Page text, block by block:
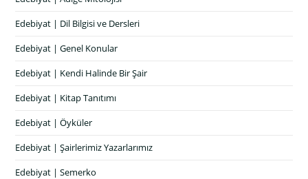
Edebiyat | Dil Bilgisi ve Dersleri
Edebiyat | Genel Konular
Edebiyat | Kendi Halinde Bir Şair
Edebiyat | Kitap Tanıtımı
Edebiyat | Öyküler
Edebiyat | Şairlerimiz Yazarlarımız
Edebiyat | Semerko